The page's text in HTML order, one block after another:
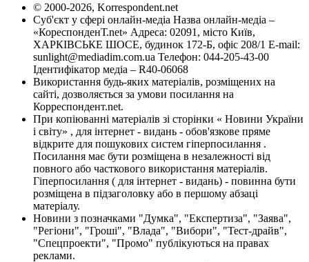
© 2000-2026, Korrespondent.net
Суб'єкт у сфері онлайн-медіа Назва онлайн-медіа –
«КореспонденТ.net» Адреса: 02091, місто Київ,
ХАРКІВСЬКЕ ШОСЕ, будинок 172-Б, офіс 208/1 E-mail:
sunlight@mediadim.com.ua Телефон: 044-205-43-00
Ідентифікатор медіа – R40-06068
Використання будь-яких матеріалів, розміщених на
сайті, дозволяється за умови посилання на
Корреспондент.net.
При копіюванні матеріалів зі сторінки « Новини України
і світу» , для інтернет - видань - обов'язкове пряме
відкрите для пошукових систем гіперпосилання .
Посилання має бути розміщена в незалежності від
повного або часткового використання матеріалів.
Гіперпосилання ( для інтернет - видань) - повинна бути
розміщена в підзаголовку або в першому абзаці
матеріалу.
Новини з позначками "Думка", "Експертиза", "Заява",
"Регіони", "Гроші", "Влада", "Вибори", "Тест-драйв",
"Спецпроекти", "Промо" публікуються на правах
реклами.